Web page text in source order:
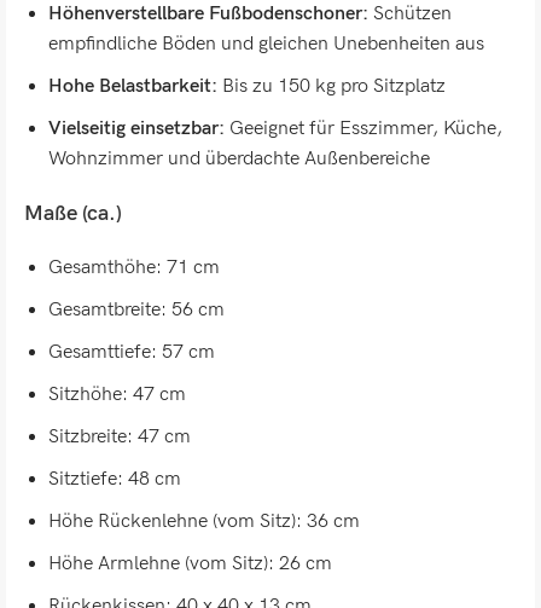
Höhenverstellbare Fußbodenschoner: Schützen
empfindliche Böden und gleichen Unebenheiten aus
Hohe Belastbarkeit: Bis zu 150 kg pro Sitzplatz
Vielseitig einsetzbar: Geeignet für Esszimmer, Küche,
Wohnzimmer und überdachte Außenbereiche
Maße (ca.)
Gesamthöhe: 71 cm
Gesamtbreite: 56 cm
Gesamttiefe: 57 cm
Sitzhöhe: 47 cm
Sitzbreite: 47 cm
Sitztiefe: 48 cm
Höhe Rückenlehne (vom Sitz): 36 cm
Höhe Armlehne (vom Sitz): 26 cm